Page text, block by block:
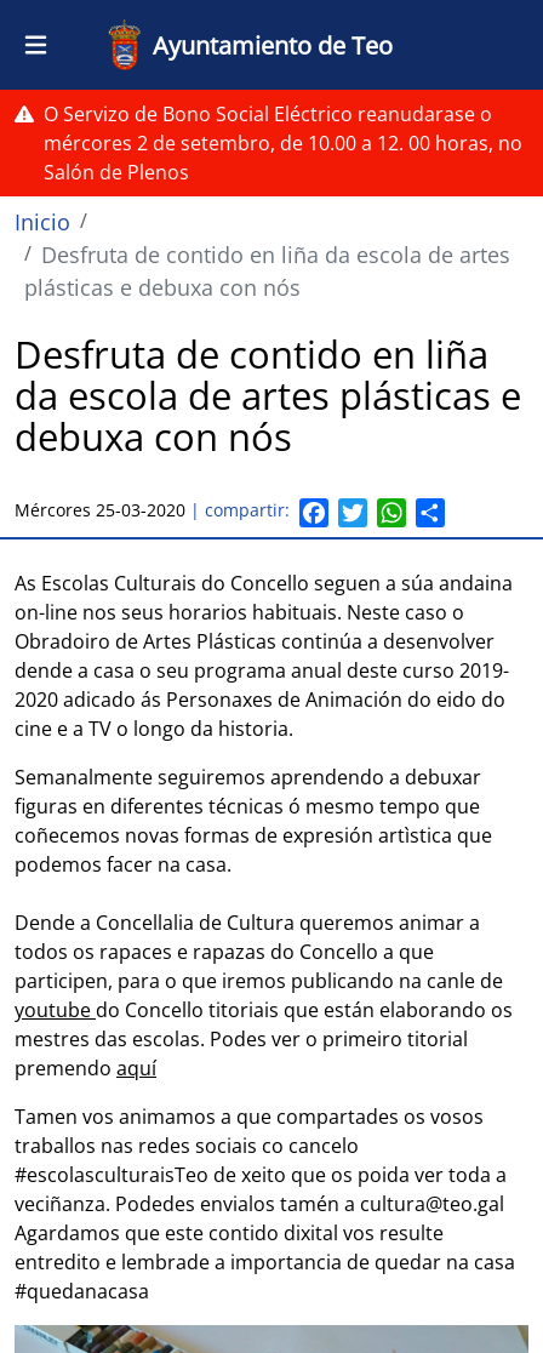
Pasar al contenido principal
Ayuntamiento de Teo
O Servizo de Bono Social Eléctrico reanudarase o
mércores 2 de setembro, de 10.00 a 12. 00 horas, no
Salón de Plenos
Ruta de navegación
Inicio
Desfruta de contido en liña da escola de artes
plásticas e debuxa con nós
Desfruta de contido en liña
da escola de artes plásticas e
debuxa con nós
Mércores 25-03-2020 | compartir:
a
e
b
o
o
k
w
t
t
e
r
W
h
a
t
s
A
p
p
h
r
e
As Escolas Culturais do Concello seguen a súa andaina
on-line nos seus horarios habituais. Neste caso o
Obradoiro de Artes Plásticas continúa a desenvolver
dende a casa o seu programa anual deste curso 2019-
2020 adicado ás Personaxes de Animación do eido do
cine e a TV o longo da historia.
Semanalmente seguiremos aprendendo a debuxar
figuras en diferentes técnicas ó mesmo tempo que
coñecemos novas formas de expresión artìstica que
podemos facer na casa.
Dende a Concellalia de Cultura queremos animar a
todos os rapaces e rapazas do Concello a que
participen, para o que iremos publicando na canle de
youtubedo Concello titoriais que están elaborando os
mestres das escolas. Podes ver o primeiro titorial
premendo aquí
Tamen vos animamos a que compartades os vosos
traballos nas redes sociais co cancelo
#escolasculturaisTeo de xeito que os poida ver toda a
veciñanza. Podedes envialos tamén a cultura@teo.gal
Agardamos que este contido dixital vos resulte
entredito e lembrade a importancia de quedar na casa
#quedanacasa